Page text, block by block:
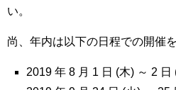
い。
尚、年内は以下の日程での開催
2019 年 8 月 1 日 (木) ～ 2 日